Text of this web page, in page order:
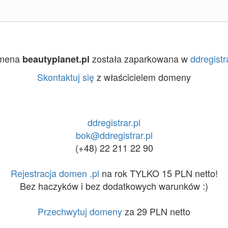
beautyplanet.pl została zaparkowana w
Skontaktuj sięz właścicielem domeny
ddregistrar.pl
bok@ddregistrar.pl
(+48) 22 211 22 90
Rejestracja domen .pl na rok TYLKO 15 PLN netto!
Bez haczyków i bez dodatkowych warunków :)
Przechwytuj domenyza 29 PLN netto